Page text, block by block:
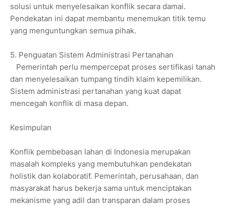
solusi untuk menyelesaikan konflik secara damai.
Pendekatan ini dapat membantu menemukan titik temu
yang menguntungkan semua pihak.
5. Penguatan Sistem Administrasi Pertanahan
Pemerintah perlu mempercepat proses sertifikasi tanah
dan menyelesaikan tumpang tindih klaim kepemilikan.
Sistem administrasi pertanahan yang kuat dapat
mencegah konflik di masa depan.
Kesimpulan
Konflik pembebasan lahan di Indonesia merupakan
masalah kompleks yang membutuhkan pendekatan
holistik dan kolaboratif. Pemerintah, perusahaan, dan
masyarakat harus bekerja sama untuk menciptakan
mekanisme yang adil dan transparan dalam proses